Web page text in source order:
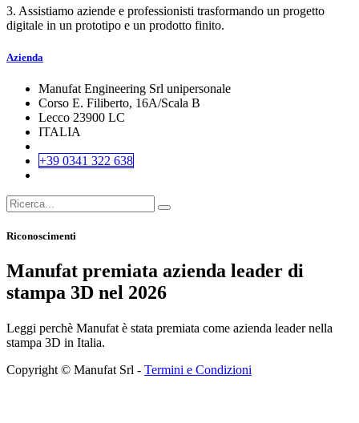
3. Assistiamo aziende e professionisti trasformando un progetto
digitale in un prototipo e un prodotto finito.
Azienda
Manufat Engineering Srl unipersonale
Corso E. Filiberto, 16A/Scala B
Lecco 23900 LC
ITALIA
+39 0341 322 638
Riconoscimenti
Manufat premiata azienda leader di
stampa 3D nel 2026
Leggi perchè Manufat è stata premiata come azienda leader nella
stampa 3D in Italia.
Copyright © Manufat Srl - Termini e Condizioni